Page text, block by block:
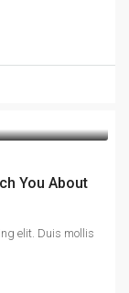
You About
elit. Duis mollis